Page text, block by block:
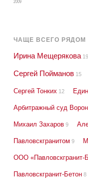
ЧАЩЕ ВСЕГО РЯДОМ
Ирина Мещерякова 19
Сергей Пойманов 15
Сергей Тонких 12
Арбитражный суд
Михаил Захаров 9
Павловскгранитом 9
ООО «Павловскгранит-
Павловскгранит-Бетон 8